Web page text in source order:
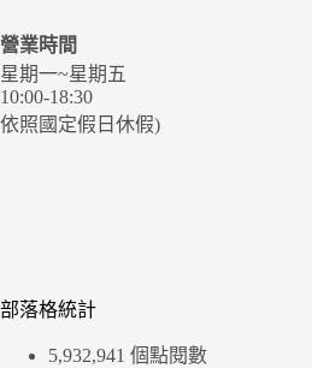
營業時間
星期一~星期五
10:00-18:30
依照國定假日休假)
部落格統計
5,932,941 個點閱數